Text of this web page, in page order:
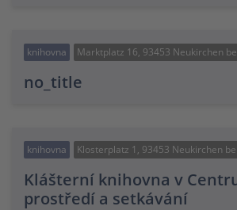
knihovna Marktplatz 16, 93453 Neukirchen
no_title
knihovna Klosterplatz 1, 93453 Neukirchen
Klášterní knihovna v
prostředí a setkávání